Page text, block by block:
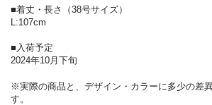
■着丈・長さ（38号サイズ）
L:107cm
■入荷予定
2024年10月下旬
※実際の商品と、デザイン・カラーに多少の差
す。